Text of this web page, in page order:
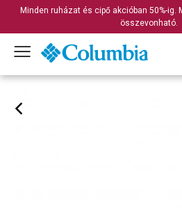
Minden ruházat és cipő akcióban 50%-ig.
összevonható.